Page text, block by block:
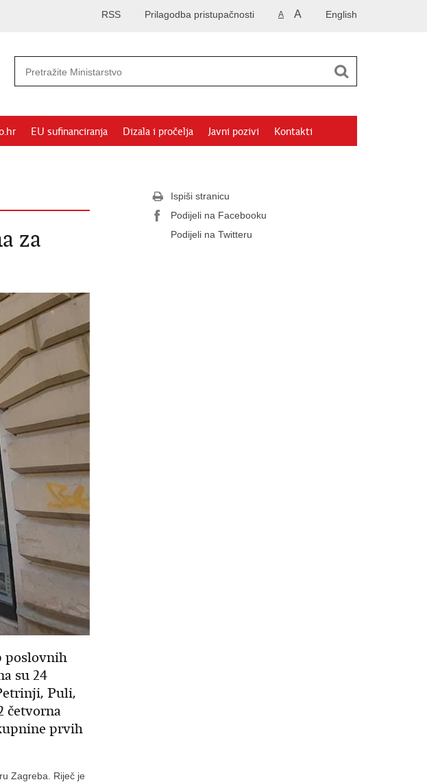
English
A A
Prilagodba pristupačnosti
RSS
EU sufinanciranja Dizala i pročelja Javni pozivi Kontakti
za
poslovnih
su 24
Puli,
četvorna
prvih
Zagreba. Riječ je
Ispiši stranicu
Podijeli na Facebooku
Podijeli na Twitteru